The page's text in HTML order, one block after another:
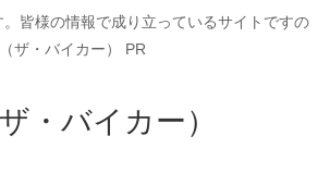
皆様の情報で成り立っているサイトですの
ザ・バイカー） PR
・バイカー）